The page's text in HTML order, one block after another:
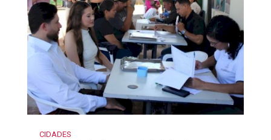
CIDADES